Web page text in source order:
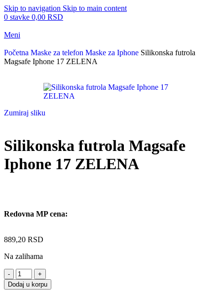
Skip to navigation Skip to main content
0 stavke 0,00 RSD
Meni
Početna Maske za telefon Maske za Iphone Silikonska futrola
Magsafe Iphone 17 ZELENA
Zumiraj sliku
Silikonska futrola Magsafe
Iphone 17 ZELENA
Redovna MP cena:
889,20 RSD
Na zalihama
Dodaj u korpu